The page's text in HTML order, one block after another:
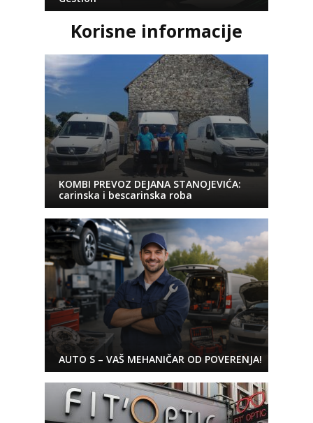
Korisne informacije
KOMBI PREVOZ DEJANA STANOJEVIĆA:
carinska i bescarinska roba
AUTO S – VAŠ MEHANIČAR OD POVERENJA!